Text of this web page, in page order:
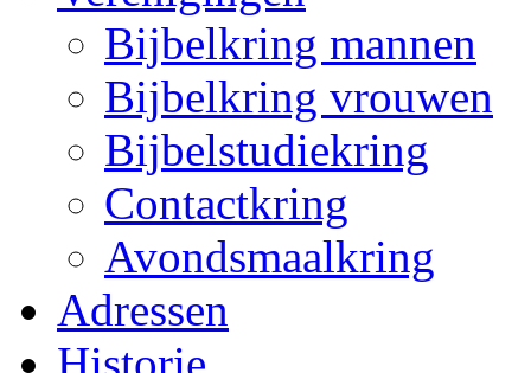
Bijbelkring mannen
Bijbelkring vrouwen
Bijbelstudiekring
Contactkring
Avondsmaalkring
Adressen
Historie